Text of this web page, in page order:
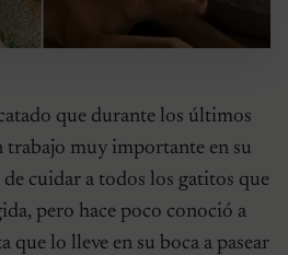
que durante los últimos
trabajo muy importante en su
de cuidar a todos los gatitos que
pero hace poco conoció a
que lo lleve en su boca a pasear